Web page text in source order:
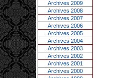
Archives 2009
Archives 2008
Archives 2007
Archives 2006
Archives 2005
Archives 2004
Archives 2003
Archives 2002
Archives 2001
Archives 2000